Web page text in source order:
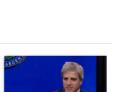
"Kicillof apuntó contra
Un artículo de tendencia con